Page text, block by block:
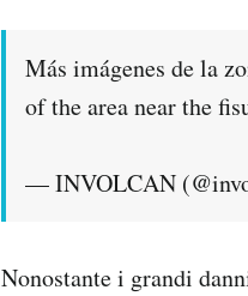
Más imágenes de la
of the area near the
— INVOLCAN
Nonostante i grandi